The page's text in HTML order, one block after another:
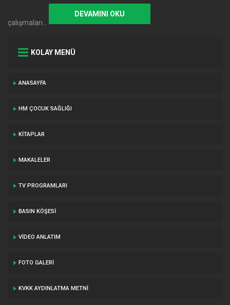
çalışmaları…
DEVAMINI OKU
KOLAY MENÜ
ANASAYFA
HM ÇOCUK SAĞLIĞI
KITAPLAR
MAKALELER
TV PROGRAMLARI
BASIN KÖŞESI
VIDEO ANLATIM
FOTO GALERI
KVKK AYDINLATMA METNI